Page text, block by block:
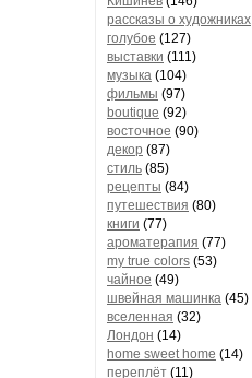
рассказы о художниках
голубое (127)
выставки (111)
музыка (104)
фильмы (97)
boutique (92)
восточное (90)
декор (87)
стиль (85)
рецепты (84)
путешествия (80)
книги (77)
ароматерапия (77)
my true colors (53)
чайное (49)
швейная машинка (45)
вселенная (32)
Лондон (14)
home sweet home (14)
переплёт (11)